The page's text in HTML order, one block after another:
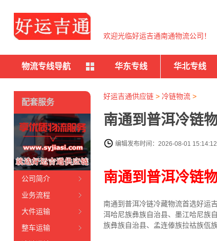
欢迎光临好运吉通南通物流公司！
物流专线导航 华东专线 华北专线
好运吉通供应链> 冷链物流>
南通到普洱冷链
编辑发布时间：2026-08-01 15:14:12
南通到普洱冷链
南通到普洱冷链冷藏物流首选好运
洱哈尼族彝族自治县、墨江哈尼族
族彝族自治县、孟连傣族拉祜族佤
配套服务
公司简介
业务流程
大件运输
整车运输